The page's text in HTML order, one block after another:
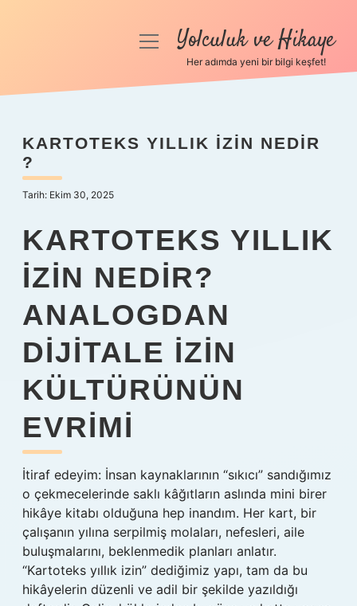
Anasayfa
Hakkımızda
menüyüYolculuk ve Hikaye
Her adımda yeni bir bilgi keşfet!
KARTOTEKS YILLIK IZIN NEDIR
?
Tarih: Ekim 30, 2025
KARTOTEKS YILLIK
İZIN NEDIR?
ANALOGDAN
DIJITALE İZIN
KÜLTÜRÜNÜN
EVRIMI
İtiraf edeyim: İnsan kaynaklarının “sıkıcı” sandığımız
o çekmecelerinde saklı kâğıtların aslında mini birer
hikâye kitabı olduğuna hep inandım. Her kart, bir
çalışanın yılına serpilmiş molaları, nefesleri, aile
buluşmalarını, beklenmedik planları anlatır.
“Kartoteks yıllık izin” dediğimiz yapı, tam da bu
hikâyelerin düzenli ve adil bir şekilde yazıldığı